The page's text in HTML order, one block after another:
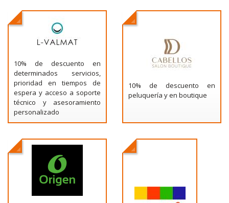
10% de descuento en
determinados servicios,
prioridad en tiempos de
espera y acceso a soporte
técnico y asesoramiento
personalizado
10% de descuento en
peluquería y en boutique